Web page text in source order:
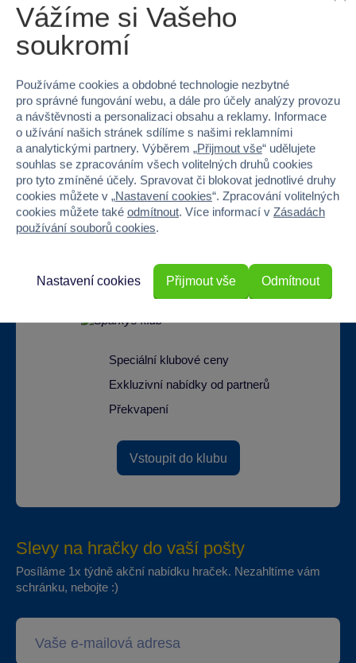
Nejširší sortiment na
Doprava zdarma při
odběru na prodejnách
22 220 výdejních míst
Speciální klubové ceny
Exkluzivní nabídky od partnerů
Překvapení
Vstoupit do klubu
Slevy na hračky do vaší pošty
Posíláme 1x týdně akční nabídku hraček. Nezahltíme vám
schránku, nebojte :)
Vážíme si Vašeho
soukromí
Používáme cookies a obdobné technologie nezbytné
pro správné fungování webu, a dále pro účely analýzy provozu
a návštěvnosti a personalizaci obsahu a reklamy. Informace
o užívání našich stránek sdílíme s našimi reklamními
a analytickými partnery. Výběrem „Přijmout vše“ udělujete
souhlas se zpracováním všech volitelných druhů cookies
pro tyto zmíněné účely. Spravovat či blokovat jednotlivé druhy
cookies můžete v „Nastavení cookies“. Zpracování volitelných
cookies můžete také odmítnout. Více informací v Zásadách
používání souborů cookies.
Odmítnout
Nastavení cookies Přijmout vše